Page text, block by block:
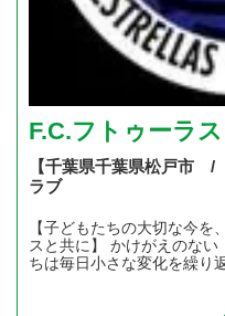
F.C.フトゥーラ
【千葉県千葉県松戸市
ラブ
【子どもたちの大切な今を
スと共に】 かけがえのな
ちは毎日小さな変化を繰り